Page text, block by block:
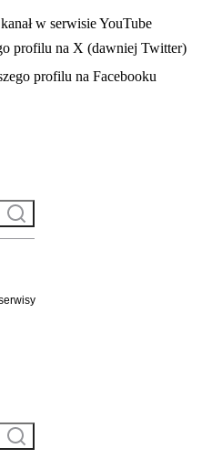
nowej karciew serwisie YouTube
profilu na X (dawniej Twitter)
nowej karcieprofilu na Facebooku
Szukaj
Szukaj